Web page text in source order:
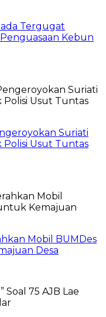
Tergugat
Kebun
Suriati
Polisi Usut Tuntas
Mobil BUMDes
Desa